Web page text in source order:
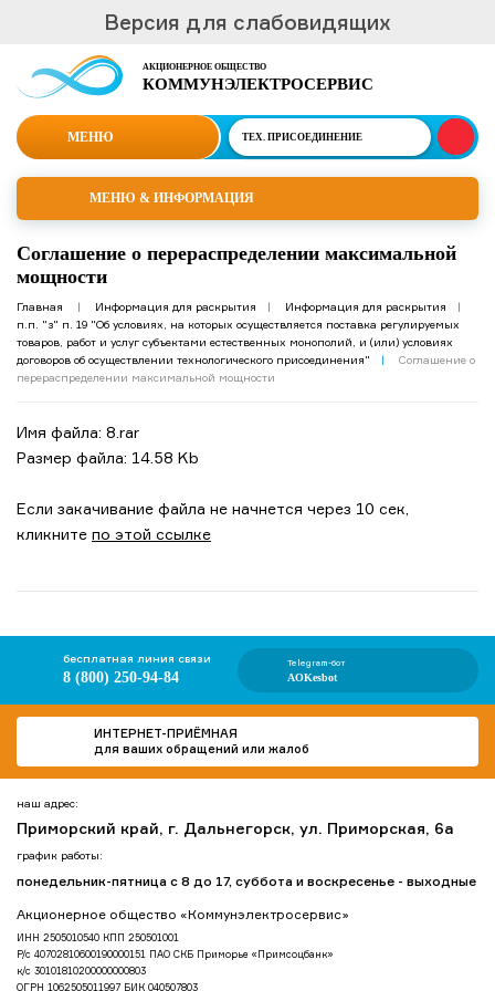
Версия для слабовидящих
АКЦИОНЕРНОЕ ОБЩЕСТВО
КОММУНЭЛЕКТРОСЕРВИС
МЕНЮ ТЕХ.ПРИСОЕДИНЕНИЕ
МЕНЮ & ИНФОРМАЦИЯ
Соглашение о перераспределении максимальной
мощности
Главная | Информация для раскрытия | Информация для раскрытия
|
п.п. "з" п. 19 "Об условиях, на которых осуществляется поставка регулируемых
товаров, работ и услуг субъектами естественных монополий, и (или) условиях
договоров об осуществлении технологического присоединения"
|
Соглашение о
перераспределении максимальной мощности
Имя файла: 8.rar
Размер файла: 14.58 Kb
Если закачивание файла не начнется через 10 сек,
кликните по этой ссылке
бесплатная линия связи
8 (800) 250-94-84
Telegram-бот
AOKesbot
ИНТЕРНЕТ-ПРИЁМНАЯ
для ваших обращений или жалоб
Акционерное общество «Коммунэлектросервис»
ИНН 2505010540 КПП 250501001
Р/с 40702810600190000151 ПАО СКБ Приморье «Примсоцбанк»
к/с 30101810200000000803
ОГРН 1062505011997 БИК 040507803
наш адрес:
Приморский край, г. Дальнегорск, ул. Приморская, 6а
график работы:
понедельник-пятница с 8 до 17, суббота и воскресенье - выходные